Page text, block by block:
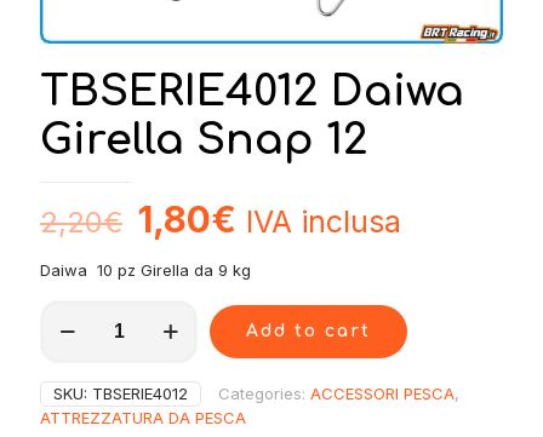
TBSERIE4012 Daiwa
Girella Snap 12
2,20€ 1,80€ IVA inclusa
Daiwa 10 pz Girella da 9 kg
Daiwa
Snap
12
quantity
Add to cart
SKU: TBSERIE4012 Categories: ACCESSORI PESCA,
ATTREZZATURA DA PESCA